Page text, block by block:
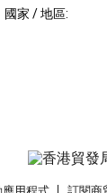
國家 / 地區: